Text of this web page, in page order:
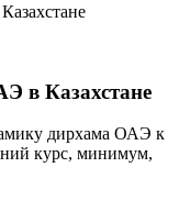
в Казахстане
дирхама ОАЭ к
курс, минимум,